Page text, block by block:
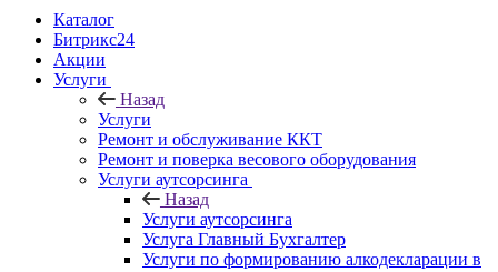
Каталог
Битрикс24
Акции
Услуги
Назад
Услуги
Ремонт и обслуживание ККТ
Ремонт и поверка весового оборудования
Услуги аутсорсинга
Назад
Услуги аутсорсинга
Услуга Главный Бухгалтер
Услуги по формированию алкодекларации в